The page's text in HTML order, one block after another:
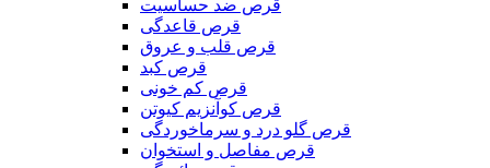
قرص ضد حساسیت
قرص قاعدگی
قرص قلب و عروق
قرص کبد
قرص کم خونی
قرص کوآنزیم کیوتن
قرص گلو درد و سرماخوردگی
قرص مفاصل و استخوان